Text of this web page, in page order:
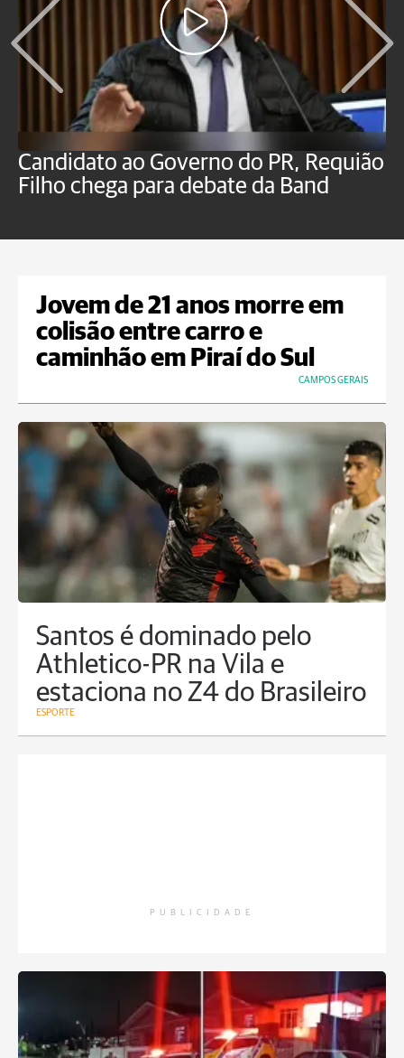
Candidato ao Governo do PR, Requião
Filho chega para debate da Band
Jovem de 21 anos morre em
colisão entre carro e
caminhão em Piraí do Sul
CAMPOS GERAIS
Santos é dominado pelo
Athletico-PR na Vila e
estaciona no Z4 do Brasileiro
ESPORTE
PUBLICIDADE